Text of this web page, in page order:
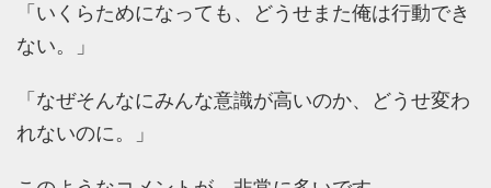
「いくらためになっても、どうせまた俺は行動でき
ない。」
「なぜそんなにみんな意識が高いのか、どうせ変わ
れないのに。」